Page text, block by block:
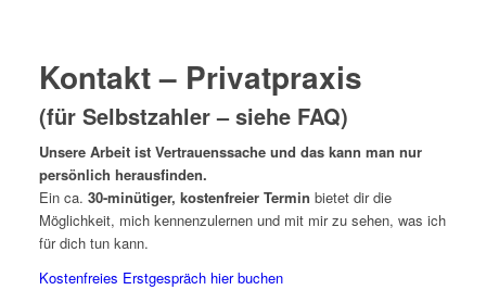
Kontakt – Privatpraxis
(für Selbstzahler – siehe FAQ)
Unsere Arbeit ist Vertrauenssache und das kann man nur
persönlich herausfinden.
Ein ca. 30-minütiger, kostenfreier Termin bietet dir die
Möglichkeit, mich kennenzulernen und mit mir zu sehen, was ich
für dich tun kann.
Kostenfreies Erstgespräch hier buchen